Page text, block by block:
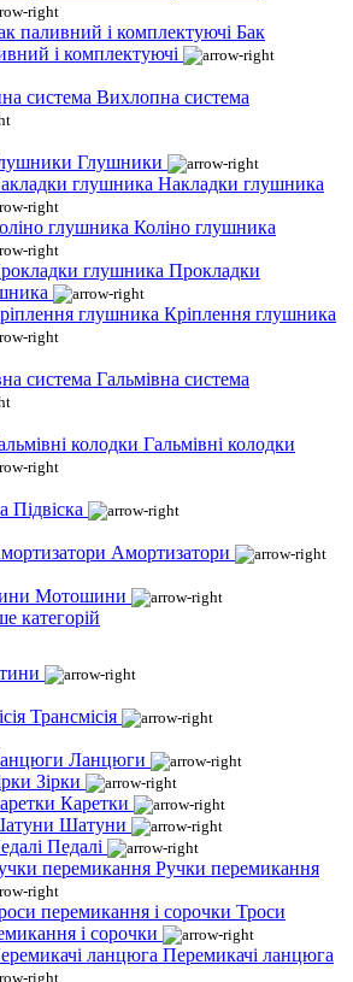
Бак
і комплектуючі
Вихлопна система
Глушники
Накладки глушника
Коліно глушника
Прокладки
Кріплення глушника
Гальмівна система
Гальмівні колодки
Підвіска
Амортизатори
Мотошини
категорій
Трансмісія
Ланцюги
Зірки
Каретки
Шатуни
Педалі
Ручки перемикання
Троси
і сорочки
Перемикачі ланцюга